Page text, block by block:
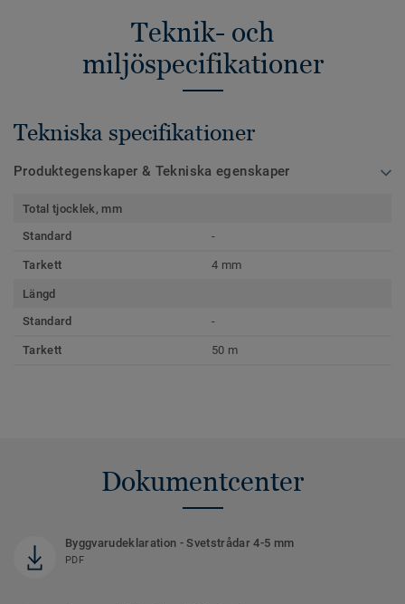
Teknik- och
miljöspecifikationer
Tekniska specifikationer
Produktegenskaper & Tekniska egenskaper
Total tjocklek, mm
Standard
-
Tarkett 4 mm
Längd
Standard
-
Tarkett 50 m
Dokumentcenter
Byggvarudeklaration - Svetstrådar 4-5 mm
PDF